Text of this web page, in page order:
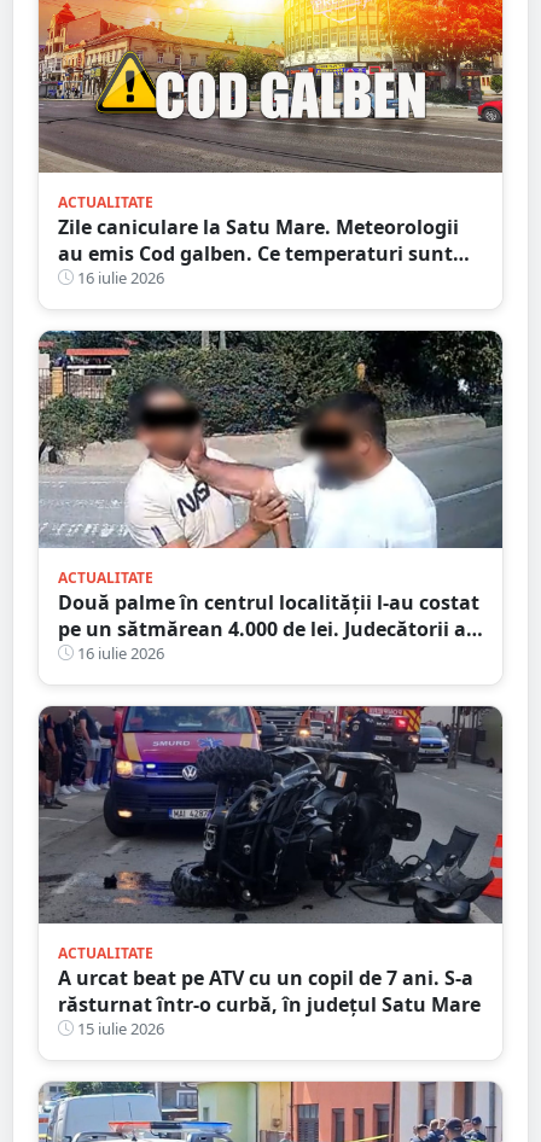
ACTUALITATE
Zile caniculare la Satu Mare. Meteorologii
au emis Cod galben. Ce temperaturi sunt
așteptate și când expiră avertizarea meteo
16 iulie 2026
ACTUALITATE
Două palme în centrul localității l-au costat
pe un sătmărean 4.000 de lei. Judecătorii au
refuzat să îl lase fără condamnare penală
16 iulie 2026
ACTUALITATE
A urcat beat pe ATV cu un copil de 7 ani. S-a
răsturnat într-o curbă, în județul Satu Mare
15 iulie 2026